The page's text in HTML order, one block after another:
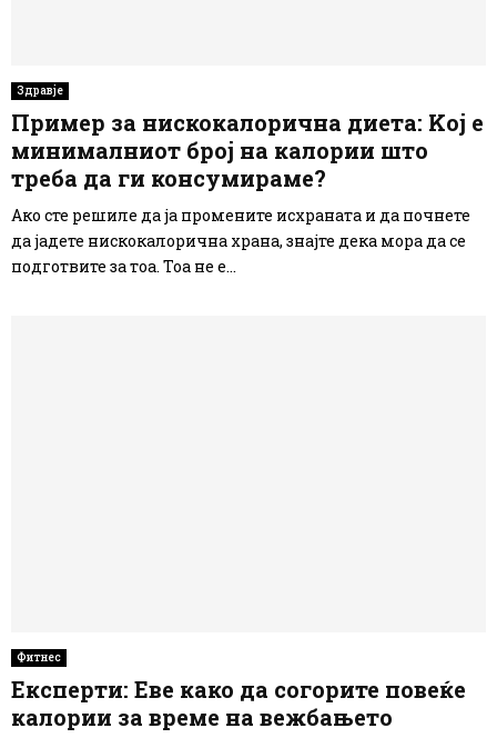
Здравје
Пример за нискокалорична диета: Koj e
минималниот број на калории што
треба да ги консумираме?
Ако сте решиле да ја промените исхраната и да почнете
да јадете нискокалорична храна, знајте дека мора да се
подготвите за тоа. Тоа не е...
Фитнес
Експерти: Еве како да согорите повеќе
калории за време на вежбањето